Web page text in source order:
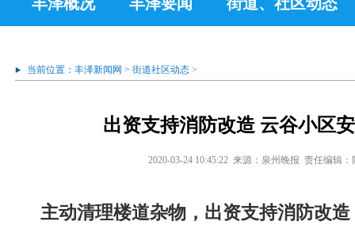
当前位置： 丰泽新闻网 > 街道社区动态 >
出资支持消防改造 云谷小区
2020-03-24 10:45:22 来源：泉州晚报 责任编辑：
主动清理楼道杂物，出资支持消防改造